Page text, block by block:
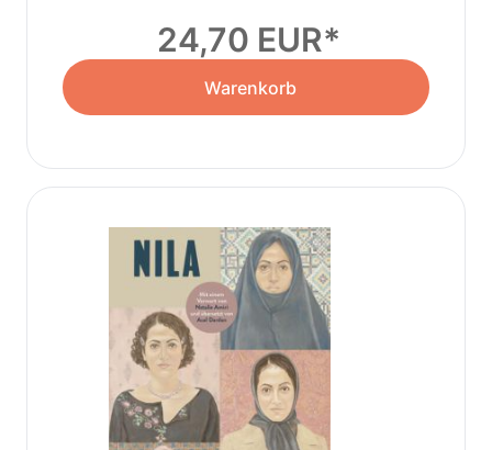
24,70 EUR
Warenkorb